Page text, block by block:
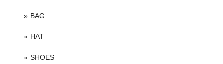
BAG
HAT
SHOES